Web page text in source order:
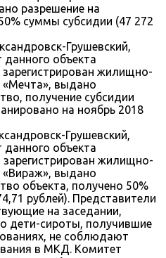
разрешение на
суммы субсидии (47 272
Грушевский,
объекта
зарегистрирован жилищно-
«Мечта», выдано
получение субсидии
на ноябрь 2018
Грушевский,
объекта
зарегистрирован жилищно-
«Вираж», выдано
объекта, получено 50%
рублей). Представители
на заседании,
дети-сироты, получившие
не соблюдают
в МКД. Комитет